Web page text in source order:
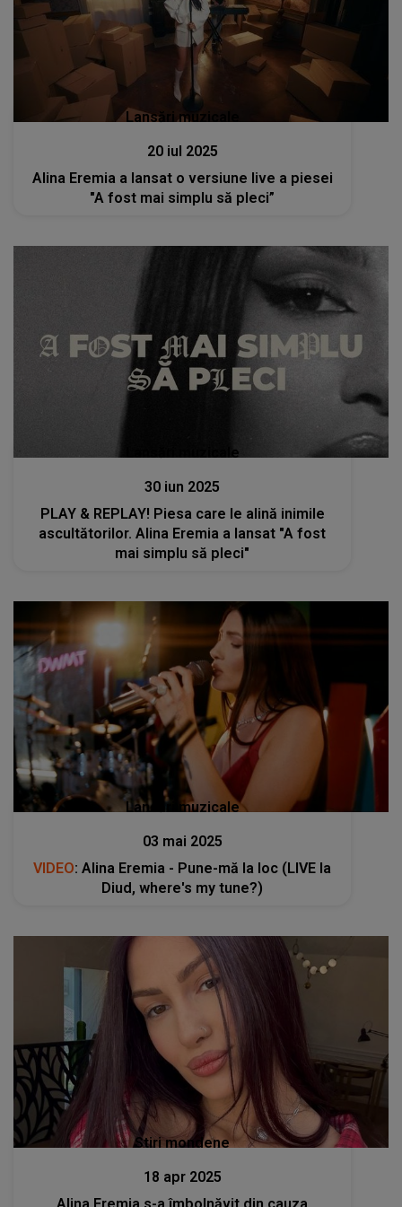
Lansări muzicale
20 iul 2025
Alina Eremia a lansat o versiune live a piesei
"A fost mai simplu să pleci”
Lansări muzicale
30 iun 2025
PLAY & REPLAY! Piesa care le alină inimile
ascultătorilor. Alina Eremia a lansat "A fost
mai simplu să pleci"
Lansări muzicale
03 mai 2025
VIDEO: Alina Eremia - Pune-mă la loc (LIVE la
Diud, where's my tune?)
Stiri mondene
18 apr 2025
Alina Eremia s-a îmbolnăvit din cauza